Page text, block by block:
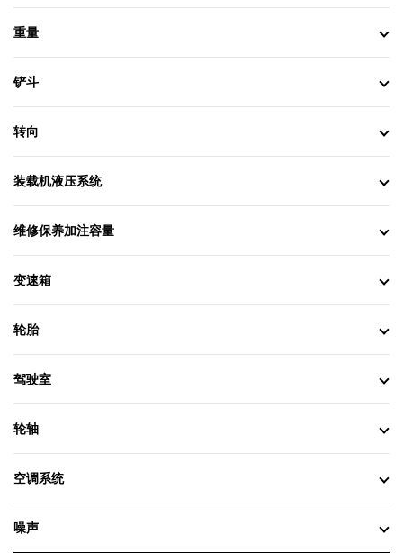
重量
铲斗
转向
装载机液压系统
维修保养加注容量
变速箱
轮胎
驾驶室
轮轴
空调系统
噪声